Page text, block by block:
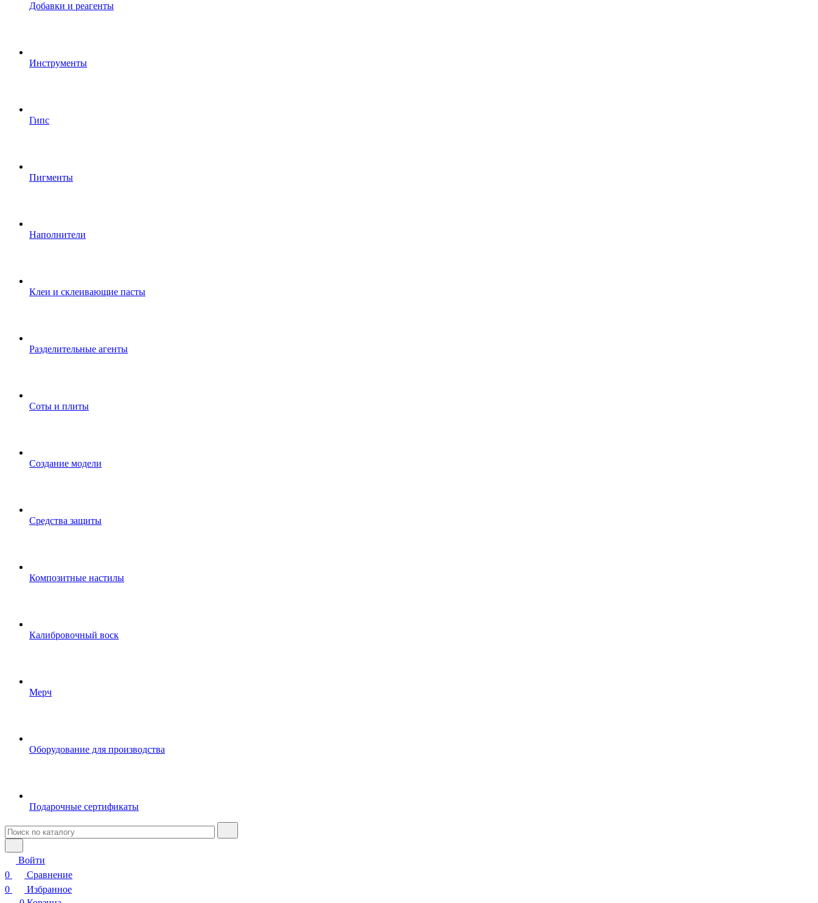
Добавки и реагенты
Инструменты
Гипс
Пигменты
Наполнители
Клеи и склеивающие пасты
Разделительные агенты
Соты и плиты
Создание модели
Средства защиты
Композитные настилы
Калибровочный воск
Мерч
Оборудование для производства
Подарочные сертификаты
Войти
0
Сравнение
0
Избранное